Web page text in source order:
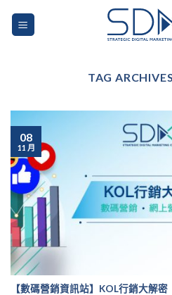
TAG
【數碼營銷資訊站】KOL行銷大解密
08
11 月